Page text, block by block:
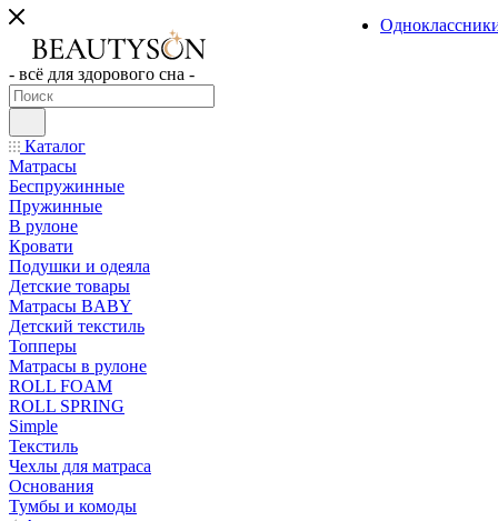
- всё для здорового сна -
Каталог
Матрасы
Беспружинные
Пружинные
В рулоне
Кровати
Подушки и одеяла
Детские товары
Матрасы BABY
Детский текстиль
Топперы
Матрасы в рулоне
ROLL FOAM
ROLL SPRING
Simple
Текстиль
Чехлы для матраса
Основания
Тумбы и комоды